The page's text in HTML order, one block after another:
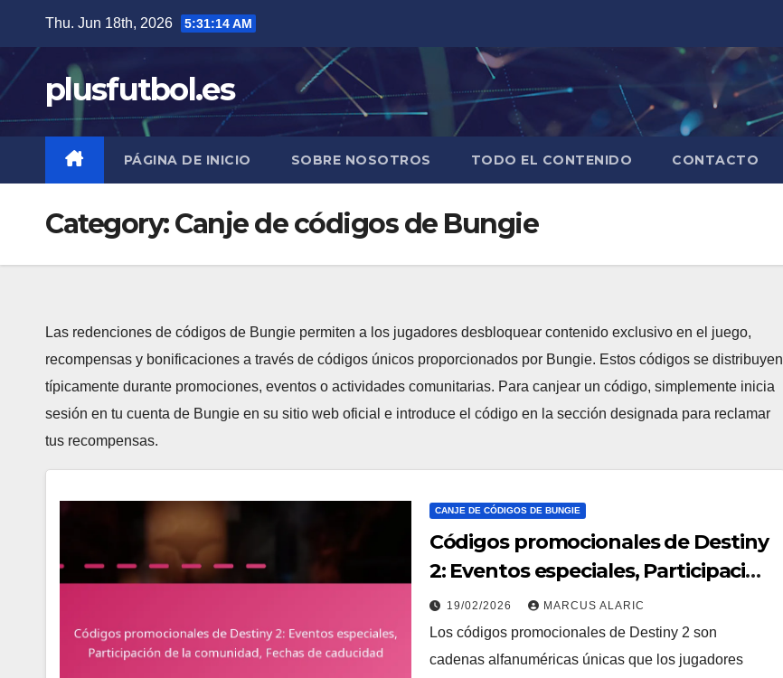
content
Thu. Jun 18th, 2026 5:31:15 AM
plusfutbol.es
PÁGINA DE INICIO SOBRE NOSOTROS TODO EL CONTENIDO CONTACTO
Category:Canje de códigos de Bungie
Las redenciones de códigos de Bungie permiten a los jugadores desbloquear contenido exclusivo en el juego,
recompensas y bonificaciones a través de códigos únicos proporcionados por Bungie. Estos códigos se distribuyen
típicamente durante promociones, eventos o actividades comunitarias. Para canjear un código, simplemente inicia
sesión en tu cuenta de Bungie en su sitio web oficial e introduce el código en la sección designada para reclamar
tus recompensas.
CANJE DE CÓDIGOS DE BUNGIE
Códigos promocionales de Destiny
2: Eventos especiales, Participación
de la comunidad, Fechas de
caducidad
19/02/2026 MARCUS ALARIC
Los códigos promocionales de Destiny 2 son
cadenas alfanuméricas únicas que los jugadores